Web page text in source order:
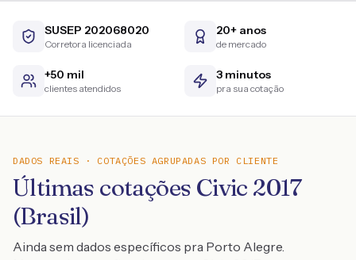
SUSEP 202068020
Corretora licenciada
20+ anos
de mercado
+50 mil
clientes atendidos
3 minutos
pra sua cotação
DADOS REAIS · COTAÇÕES AGRUPADAS POR CLIENTE
Últimas cotações Civic 2017
(Brasil)
Ainda sem dados específicos pra Porto Alegre.